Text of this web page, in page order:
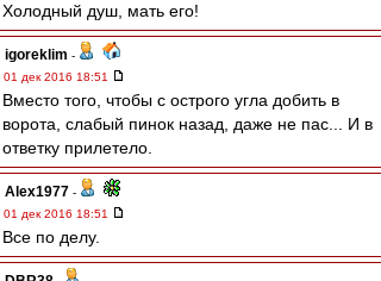
Холодный душ, мать его!
igoreklim -
01 дек 2016 18:51
Вместо того, чтобы с острого угла добить в
ворота, слабый пинок назад, даже не пас... И в
ответку прилетело.
Alex1977 -
01 дек 2016 18:51
Все по делу.